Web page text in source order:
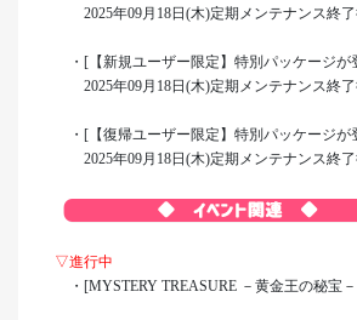
2025年09月18日(木)定期メンテナンス終了
・[【新規ユーザー限定】特別パッケージが
2025年09月18日(木)定期メンテナンス終了
・[【復帰ユーザー限定】特別パッケージが
2025年09月18日(木)定期メンテナンス終了
▽進行中
・[MYSTERY TREASURE －黄金王の秘宝